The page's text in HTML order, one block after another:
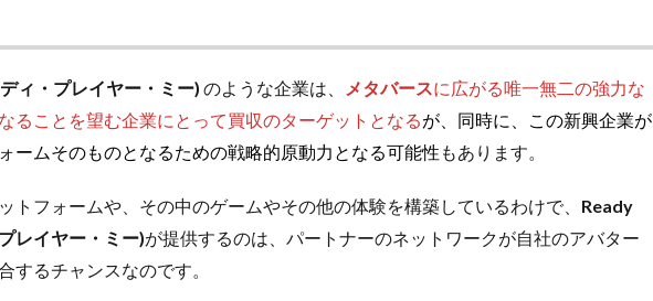
ィ・プレイヤー・ミー) のような企業は、 メタバースに広がる唯一無二の強力な
ることを望む企業にとって買収のターゲットとなるが、同時に、この新興企業が
ームそのものとなるための戦略的原動力となる可能性 もあります。
トフォームや、その中のゲームやその他の体験を構築しているわけで、 Ready
レイヤー・ミー)が提供するのは、パートナーのネットワークが自社のアバター
するチャンスなのです。